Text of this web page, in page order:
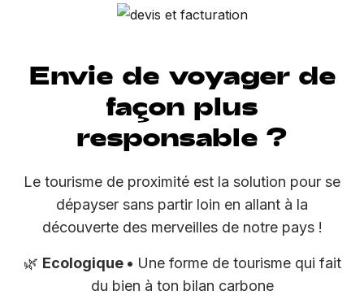
Envie de voyager de
façon plus
responsable ?
Le tourisme de proximité est la solution pour se
dépayser sans partir loin en allant à la
découverte des merveilles de notre pays !
🌿 Ecologique • Une forme de tourisme qui fait
du bien à ton bilan carbone